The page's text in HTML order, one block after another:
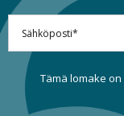
Tämä lomake on